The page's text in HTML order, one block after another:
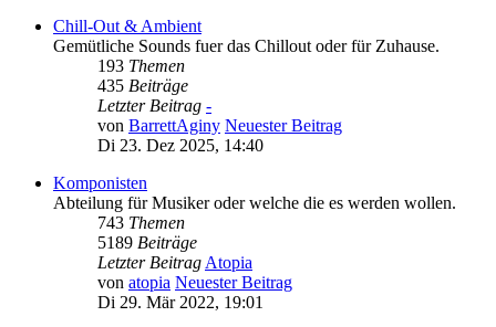
Chill-Out & Ambient
Gemütliche Sounds fuer das Chillout oder für Zuhause.
193 Themen
435 Beiträge
Letzter Beitrag -
von BarrettAginy Neuester Beitrag
Di 23. Dez 2025, 14:40
Komponisten
Abteilung für Musiker oder welche die es werden wollen.
743 Themen
5189 Beiträge
Letzter BeitragAtopia
von atopia Neuester Beitrag
Di 29. Mär 2022, 19:01